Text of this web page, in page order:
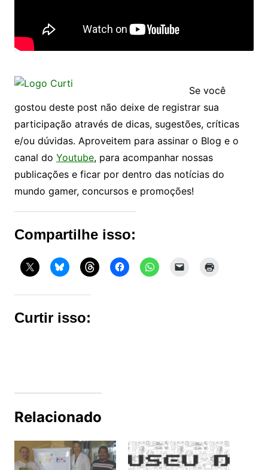
Se você
gostou deste post não deixe de registrar sua
participação através de dicas, sugestões, críticas
e/ou dúvidas. Aproveitem para assinar o Blog e o
canal do Youtube, para acompanhar nossas
publicações e ficar por dentro das notícias do
mundo gamer, concursos e promoções!
Compartilhe isso:
Curtir isso:
Relacionado